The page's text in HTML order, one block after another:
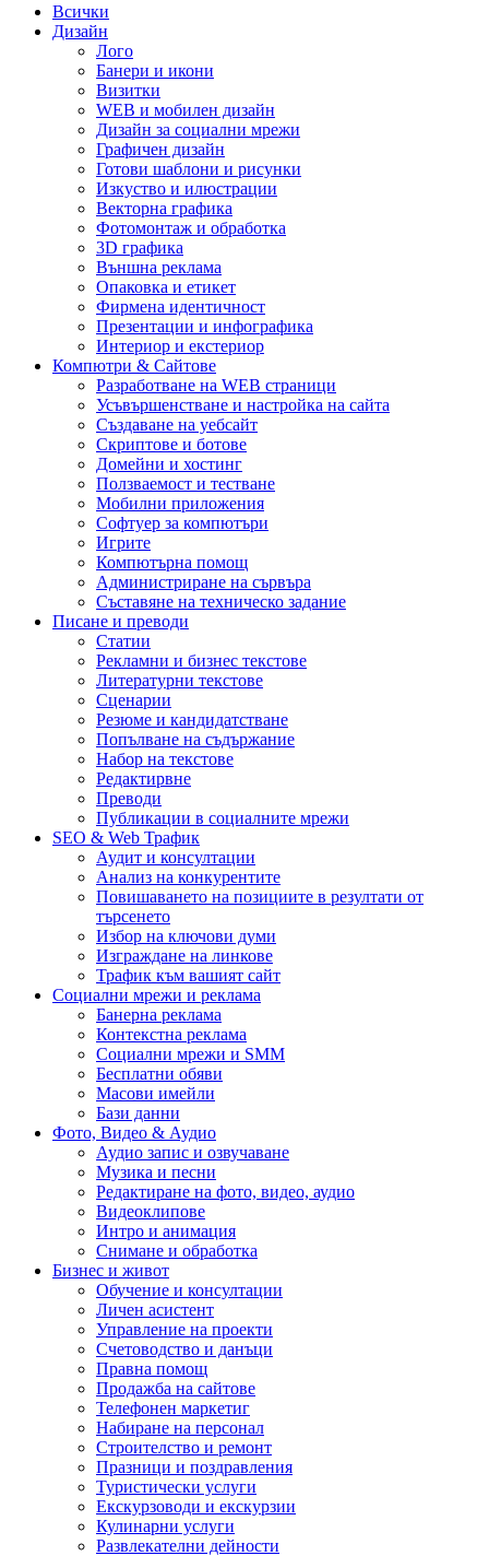
Всички
Дизайн
Лого
Банери и икони
Визитки
WEB и мобилен дизайн
Дизайн за социални мрежи
Графичен дизайн
Готови шаблони и рисунки
Изкуство и илюстрации
Векторна графика
Фотомонтаж и обработка
3D графика
Външна реклама
Опаковка и етикет
Фирмена идентичност
Презентации и инфографика
Интериор и екстериор
Компютри & Сайтове
Разработване на WEB страници
Усъвършенстване и настройка на сайта
Създаване на уебсайт
Скриптове и ботове
Домейни и хостинг
Ползваемост и тестване
Мобилни приложения
Софтуер за компютъри
Игрите
Компютърна помощ
Администриране на сървъра
Съставяне на техническо задание
Писане и преводи
Статии
Рекламни и бизнес текстове
Литературни текстове
Сценарии
Резюме и кандидатстване
Попълване на съдържание
Набор на текстове
Редактирвне
Преводи
Публикации в социалните мрежи
SEO & Web Трафик
Аудит и консултации
Анализ на конкурентите
Повишаването на позициите в резултати от
търсенето
Избор на ключови думи
Изграждане на линкове
Трафик към вашият сайт
Социални мрежи и реклама
Банерна реклама
Контекстна реклама
Социални мрежи и SMM
Бесплатни обяви
Масови имейли
Бази данни
Фото, Видео & Аудио
Аудио запис и озвучаване
Музика и песни
Редактиране на фото, видео, аудио
Видеоклипове
Интро и анимация
Снимане и обработка
Бизнес и живот
Обучение и консултации
Личен асистент
Управление на проекти
Счетоводство и данъци
Правна помощ
Продажба на сайтове
Телефонен маркетиг
Набиране на персонал
Строителство и ремонт
Празници и поздравления
Туристически услуги
Екскурзоводи и екскурзии
Кулинарни услуги
Развлекателни дейности